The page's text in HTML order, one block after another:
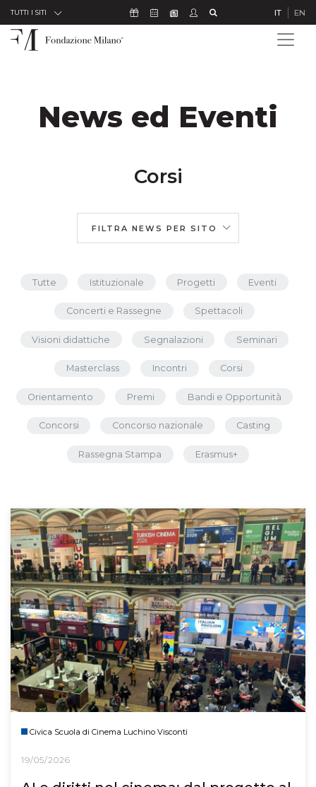
Skip to Content
TUTTI I SITI Icona Sostienici
Icona Calendario Eventi
Icona Newsletter
Icona Studenti IT EN
News ed Eventi
Corsi
FILTRA NEWS PER SITO
Tutte Istituzionale Progetti Eventi
Concerti e Rassegne Spettacoli
Visioni didattiche Segnalazioni Seminari
Masterclass Incontri Corsi
Orientamento Premi Bandi e Opportunità
Concorsi Concorso nazionale Casting
Rassegna Stampa Erasmus+
Civica Scuola di Cinema Luchino Visconti
19/05/2026